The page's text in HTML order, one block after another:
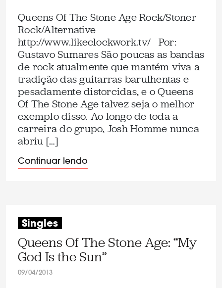
Queens Of The Stone Age Rock/Stoner
Rock/Alternative
http://www.likeclockwork.tv/ Por:
Gustavo Sumares São poucas as bandas
de rock atualmente que mantém viva a
tradição das guitarras barulhentas e
pesadamente distorcidas, e o Queens
Of The Stone Age talvez seja o melhor
exemplo disso. Ao longo de toda a
carreira do grupo, Josh Homme nunca
abriu […]
Continuar lendo
Singles
Queens Of The Stone Age: “My
God Is the Sun”
09/04/2013